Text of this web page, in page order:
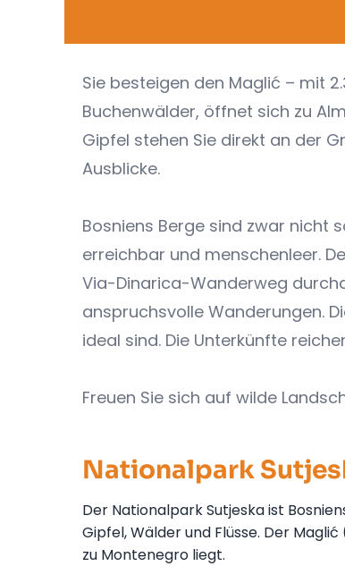
Sie besteigen den Maglić – mit
Buchenwälder, öffnet sich zu
Gipfel stehen Sie direkt an der
Ausblicke.
Bosniens Berge sind zwar nicht
erreichbar und menschenleer.
Via-Dinarica-Wanderweg
anspruchsvolle Wanderungen.
ideal sind. Die Unterkünfte
Freuen Sie sich auf wilde
Nationalpark
Der Nationalpark Sutjeska ist
Gipfel, Wälder und Flüsse. Der
zu Montenegro liegt.